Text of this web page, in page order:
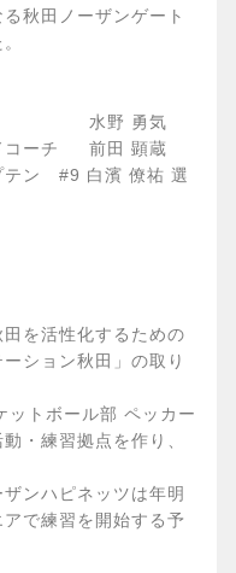
秋田ノーザンゲート
野 勇気
コーチ 前田 顕蔵
濱 僚祐 選
を活性化するための
ション秋田」の取り
ットボール部 ペッカー
・練習拠点を作り、
ンハピネッツは年明
で練習を開始する予